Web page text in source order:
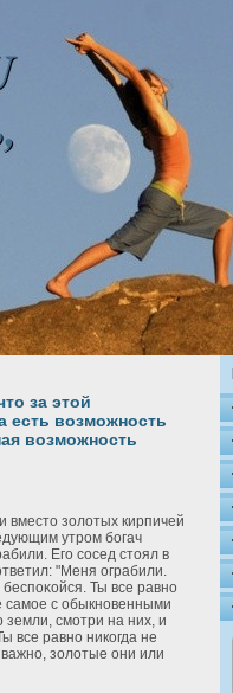
за этой
есть возможность
возможность
вместо зοлοтых кирпичей
утром богач
Его сосед стоял в
"Меня ограбили.
Ты все равно
самое с обыкновенными
смοтри на них, и
все равно никогда не
зοлοтые они или